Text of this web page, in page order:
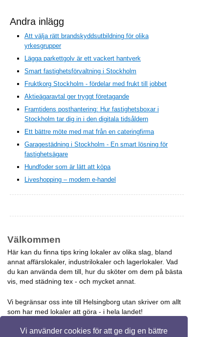
Vi använder cookies för att ge dig en bättre
Andra inlägg
Att välja rätt brandskyddsutbildning för olika
yrkesgrupper
Lägga parkettgolv är ett vackert hantverk
Smart fastighetsförvaltning i Stockholm
Fruktkorg Stockholm - fördelar med frukt till jobbet
Aktieägaravtal ger tryggt företagande
Framtidens posthantering: Hur fastighetsboxar i
Stockholm tar dig in i den digitala tidsåldern
Ett bättre möte med mat från en cateringfirma
Garagestädning i Stockholm - En smart lösning för
fastighetsägare
Hundfoder som är lätt att köpa
Liveshopping – modern e-handel
Välkommen
Här kan du finna tips kring lokaler av olika slag, bland
annat affärslokaler, industrilokaler och lagerlokaler. Vad
du kan använda dem till, hur du sköter om dem på bästa
vis, med städning tex - och mycket annat.
Vi begränsar oss inte till Helsingborg utan skriver om allt
som har med lokaler att göra - i hela landet!